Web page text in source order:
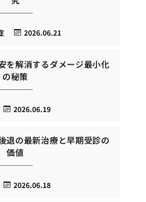
2026.06.21
を解消するダメージ最小化
の秘策
2026.06.19
退の最新治療と早期受診の
価値
2026.06.18